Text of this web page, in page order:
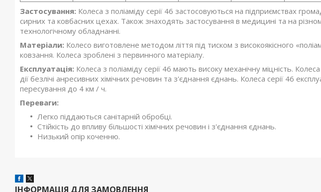
Застосування: Колеса з поліаміду серії 46 застосовуються на підприємствах
сирних та ковбасних цехах. Також знаходять застосування в медицині та на
технологічному обладнанні.
Матеріали: Колесо виготовлене методом ліття під тиском з високоякісного
ковзання. Колеса зроблені з первинного матеріалу.
Експлуатація: Колеса з поліаміду серії 46 мають високу механічну міцність.
дії безлічі анресивних хімічних речовин та з'єднання єднань. Колеса серії 46
пересування до 4 км / ч.
Переваги:
Легко піддаються санітарній обробці.
Стійкість до впливу більшості хімічних речовин і з'єднання єднань.
Низький опір коченню.
ІНФОРМАЦІЯ ДЛЯ ЗАМОВЛЕННЯ